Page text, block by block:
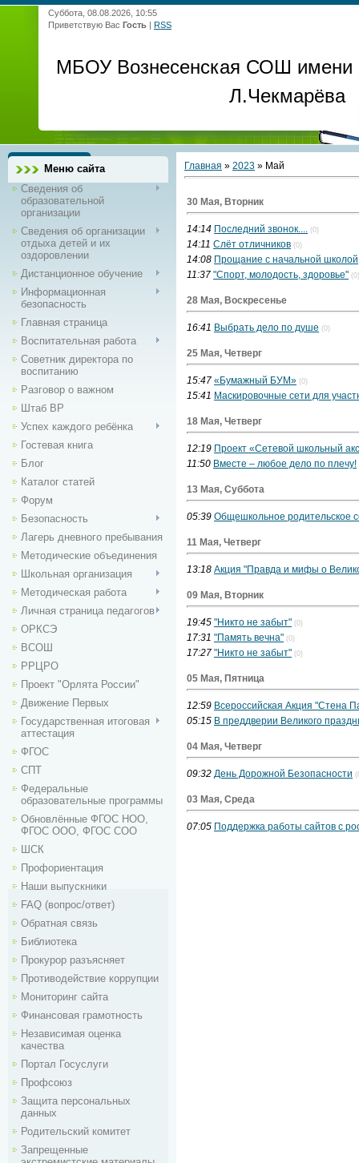
Суббота, 08.08.2026, 10:55
Приветствую Вас Гость | RSS
МБОУ Вознесенская СОШ имени
Л.Чекмарёва
Меню сайта
Сведения об
образовательной
организации
Сведения об организации
отдыха детей и их
оздоровлении
Дистанционное обучение
Информационная
безопасность
Главная страница
Воспитательная работа
Советник директора по
воспитанию
Разговор о важном
Штаб ВР
Успех каждого ребёнка
Гостевая книга
Блог
Каталог статей
Форум
Безопасность
Лагерь дневного пребывания
Методические объединения
Школьная организация
Методическая работа
Личная страница педагогов
ОРКСЭ
ВСОШ
РРЦРО
Проект "Орлята России"
Движение Первых
Государственная итоговая
аттестация
ФГОС
СПТ
Федеральные
образовательные программы
Обновлённые ФГОС НОО,
ФГОС ООО, ФГОС СОО
ШСК
Профориентация
Наши выпускники
FAQ (вопрос/ответ)
Обратная связь
Библиотека
Прокурор разъясняет
Противодействие коррупции
Мониторинг сайта
Финансовая грамотность
Независимая оценка
качества
Портал Госуслуги
Профсоюз
Защита персональных
данных
Родительский комитет
Запрещенные
Главная » 2023 » Май
30 Мая, Вторник
14:14 Последний звонок.... (0)
14:11 Слёт отличников (0)
14:08 Прощание с начальной школой
11:37 "Спорт, молодость, здоровье" (0)
28 Мая, Воскресенье
16:41 Выбрать дело по душе (0)
25 Мая, Четверг
15:47 «Бумажный БУМ» (0)
15:41 Маскировочные сети для
18 Мая, Четверг
12:19 Проект «Сетевой школьный
11:50 Вместе – любое дело по плечу!
13 Мая, Суббота
05:39 Общешкольное родительское
11 Мая, Четверг
13:18 Акция "Правда и мифы о
09 Мая, Вторник
19:45 "Никто не забыт" (0)
17:31 "Память вечна" (0)
17:27 "Никто не забыт" (0)
05 Мая, Пятница
12:59 Всероссийская Акция "Стена
05:15 В преддверии Великого
04 Мая, Четверг
09:32 День Дорожной Безопасности
03 Мая, Среда
07:05 Поддержка работы сайтов с